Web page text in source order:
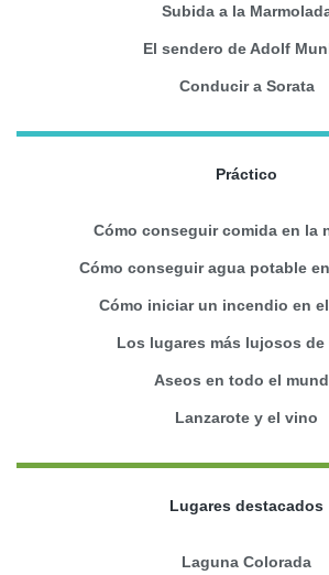
Subida a la
El sendero de Adolf
Conducir a Sorata
Práctico
Cómo conseguir comida en la
Cómo conseguir agua potable
Cómo iniciar un incendio en
Los lugares más lujosos de
Aseos en todo el
Lanzarote y el vino
Lugares destacados
Laguna Colorada